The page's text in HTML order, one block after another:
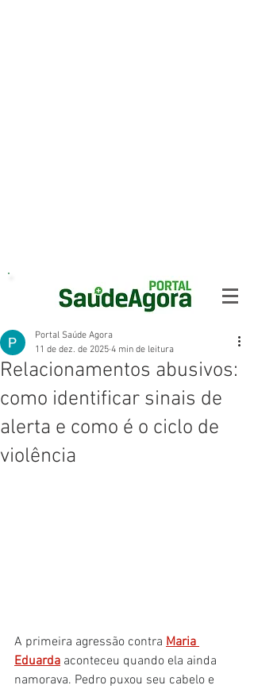
Relacionamentos abusivos:
como identificar sinais de
alerta e como é o ciclo de
violência
Portal Saúde Agora
11 de dez. de 2025 4 min de leitura
A primeira agressão contra Maria
Eduarda aconteceu quando ela ainda
namorava. Pedro puxou seu cabelo e